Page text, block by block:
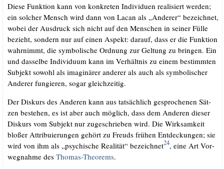
Die­se Funk­ti­on kann von kon­kre­ten Indi­vi­du­en rea­li­siert wer­den;
ein sol­cher Mensch wird dann von Lacan als „Ande­rer“ bezeich­net,
wobei der Aus­druck sich nicht auf den Men­schen in sei­ner Fül­le
bezieht, son­dern nur auf einen Aspekt: dar­auf, dass er die Funk­ti­on
wahr­nimmt, die sym­bo­li­sche Ord­nung zur Gel­tung zu brin­gen. Ein
und das­sel­be Indi­vi­du­um kann im Ver­hält­nis zu einem bestimm­ten
Sub­jekt sowohl als ima­gi­nä­rer ande­rer als auch als sym­bo­li­scher
Ande­rer fun­gie­ren, sogar gleichzeitig.
Der Dis­kurs des Ande­ren kann aus tat­säch­lich gespro­che­nen Sät­
zen bestehen, es ist aber auch mög­lich, dass dem Ande­ren die­ser
Dis­kurs vom Sub­jekt nur zuge­schrie­ben wird. Die Wirk­sam­keit
blo­ßer Attri­bu­ie­run­gen gehört zu Freuds frü­hen Ent­de­ckun­gen; sie
wird von ihm als „psy­chi­sche Rea­li­tät“ bezeich­net24, eine Art Vor­
weg­nah­me des Tho­mas-Theo­rems.